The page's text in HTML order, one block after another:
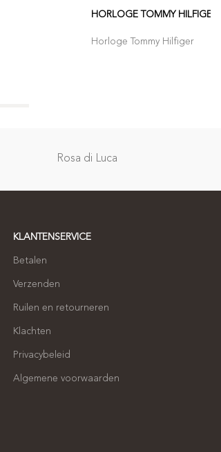
HORLOGE TOMMY HILFIGER
Horloge Tommy Hilfiger
Rosa di Luca
KLANTENSERVICE
Betalen
Verzenden
Ruilen en retourneren
Klachten
Privacybeleid
Algemene voorwaarden